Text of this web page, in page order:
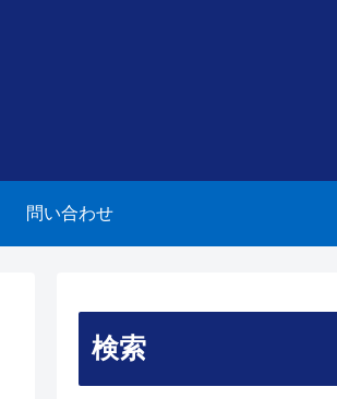
問い合わせ
検索